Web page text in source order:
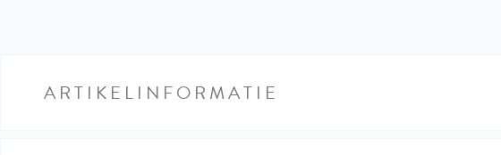
ARTIKELINFORMATIE